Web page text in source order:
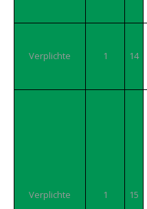
Verplichte 1 14
Verplichte 1 15